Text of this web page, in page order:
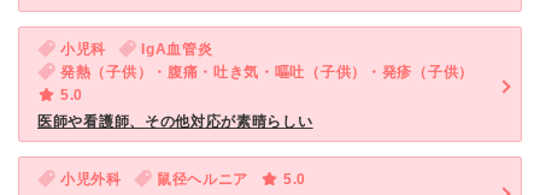
小児科
IgA血管炎
発熱（子供）・腹痛・吐き気・嘔吐（子供）・発疹（子供）
5.0
医師や看護師、その他対応が素晴らしい
小児外科 鼠径ヘルニア
5.0